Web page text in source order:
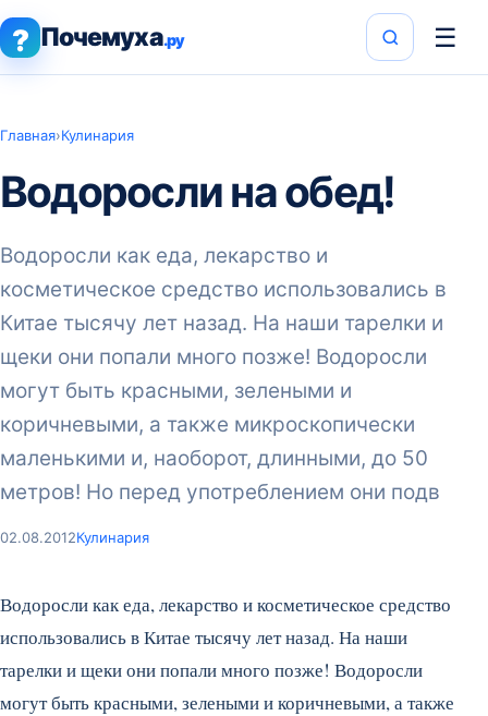
? Почемуха.ру ☰
Главная›Кулинария
Водоросли на обед!
Водоросли как еда, лекарство и
косметическое средство использовались в
Китае тысячу лет назад. На наши тарелки и
щеки они попали много позже! Водоросли
могут быть красными, зелеными и
коричневыми, а также микроскопически
маленькими и, наоборот, длинными, до 50
метров! Но перед употреблением они подв
02.08.2012Кулинария
Водоросли как еда, лекарство и косметическое средство
использовались в Китае тысячу лет назад. На наши
тарелки и щеки они попали много позже! Водоросли
могут быть красными, зелеными и коричневыми, а также